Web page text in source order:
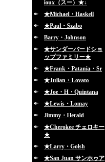
ioux（スー）★↓
★Michael・Haskell
★Paul・Szabo
Barry・Johnson
★サンダーバードショ
ップファミリー★
★Frank・Patania・Sr
★Julian・Lovato
★Joe・H・Quintana
★Lewis・Lomay
Jimmy・Herald
★Cherokee チェロキー
★
★Larry・Golsh
★San Juan サンホゥア